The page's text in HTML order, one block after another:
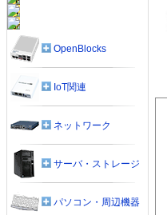
OpenBlocks
IoT関連
ネットワーク
サーバ・ストレージ
パソコン・周辺機器